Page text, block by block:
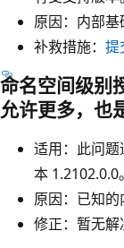
原因：内部基
补救措施： 提
命名空间级别
允许更多，也
适用：此问
本 1.2102.0.0。
原因：已知的
修正：暂无解